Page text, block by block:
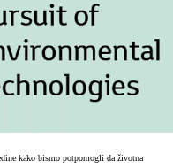
kako bismo potpomogli da životna